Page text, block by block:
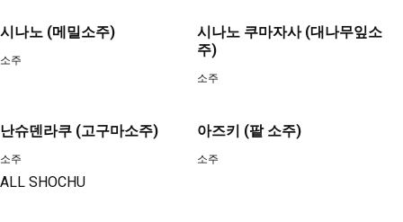
시나노 (메밀소주)
소주
시나노 쿠마자사 (대나무잎소
주)
소주
난슈덴라쿠 (고구마소주)
소주
아즈키 (팥 소주)
소주
ALL SHOCHU